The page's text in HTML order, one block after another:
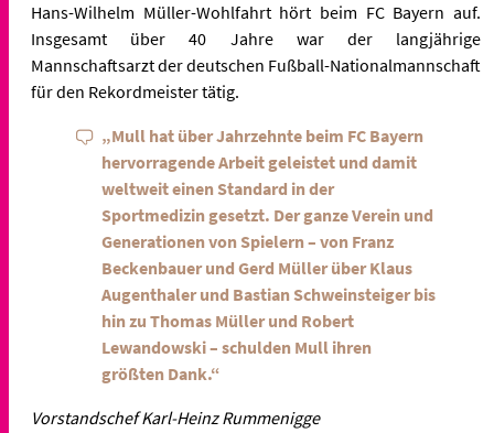
Hans-Wilhelm Müller-Wohlfahrt hört beim FC Bayern auf.
Insgesamt über 40 Jahre war der langjährige
Mannschaftsarzt der deutschen Fußball-Nationalmannschaft
für den Rekordmeister tätig.
„Mull hat über Jahrzehnte beim FC Bayern
hervorragende Arbeit geleistet und damit
weltweit einen Standard in der
Sportmedizin gesetzt. Der ganze Verein und
Generationen von Spielern – von Franz
Beckenbauer und Gerd Müller über Klaus
Augenthaler und Bastian Schweinsteiger bis
hin zu Thomas Müller und Robert
Lewandowski – schulden Mull ihren
größten Dank.“
Vorstandschef Karl-Heinz Rummenigge